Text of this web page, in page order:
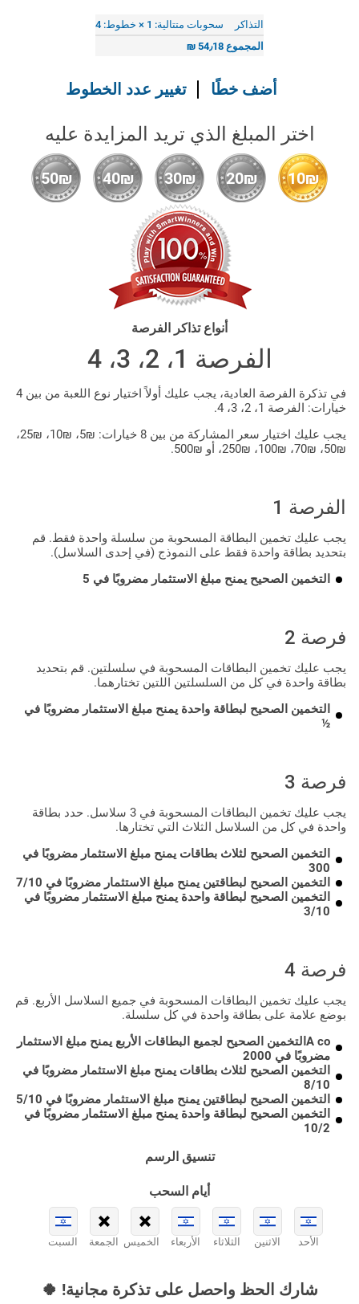
التذاكر
سحوبات متتالية: 1 × خطوط: 4
المجموع 54٫18 ₪
أضف خطًا تغيير عدد الخطوط
اختر المبلغ الذي تريد المزايدة عليه
10₪
20₪
30₪
40₪
50₪
أنواع تذاكر الفرصة
الفرصة 1، 2، 3، 4
في تذكرة الفرصة العادية، يجب عليك أولاً اختيار نوع اللعبة من بين 4
خيارات: الفرصة 1، 2، 3، 4.
يجب عليك اختيار سعر المشاركة من بين 8 خيارات: ₪5، ₪10، ₪25،
₪50، ₪70، ₪100، ₪250، أو ₪500.
الفرصة 1
يجب عليك تخمين البطاقة المسحوبة من سلسلة واحدة فقط. قم
بتحديد بطاقة واحدة فقط على النموذج (في إحدى السلاسل).
التخمين الصحيح يمنح مبلغ الاستثمار مضروبًا في 5
فرصة 2
يجب عليك تخمين البطاقات المسحوبة في سلسلتين. قم بتحديد
بطاقة واحدة في كل من السلسلتين اللتين تختارهما.
التخمين الصحيح لبطاقة واحدة يمنح مبلغ الاستثمار مضروبًا في
½
فرصة 3
يجب عليك تخمين البطاقات المسحوبة في 3 سلاسل. حدد بطاقة
واحدة في كل من السلاسل الثلاث التي تختارها.
التخمين الصحيح لثلاث بطاقات يمنح مبلغ الاستثمار مضروبًا في
300
التخمين الصحيح لبطاقتين يمنح مبلغ الاستثمار مضروبًا في 7/10
التخمين الصحيح لبطاقة واحدة يمنح مبلغ الاستثمار مضروبًا في
3/10
فرصة 4
يجب عليك تخمين البطاقات المسحوبة في جميع السلاسل الأربع. قم
بوضع علامة على بطاقة واحدة في كل سلسلة.
A coالتخمين الصحيح لجميع البطاقات الأربع يمنح مبلغ الاستثمار
مضروبًا في 2000
التخمين الصحيح لثلاث بطاقات يمنح مبلغ الاستثمار مضروبًا في
8/10
التخمين الصحيح لبطاقتين يمنح مبلغ الاستثمار مضروبًا في 5/10
التخمين الصحيح لبطاقة واحدة يمنح مبلغ الاستثمار مضروبًا في
10/2
تنسيق الرسم
أيام السحب
الأحد الاثنين الثلاثاء الأربعاء الخميس الجمعة السبت
شارك الحظ واحصل على تذكرة مجانية! 🍀